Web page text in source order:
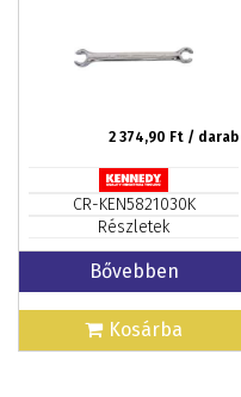
2 374,90 Ft / darab
CR-KEN5821030K
Részletek
Bővebben
Kosárba